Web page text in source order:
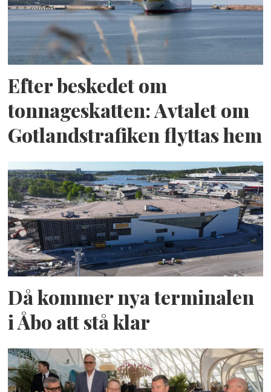
Efter beskedet om
tonnageskatten: Avtalet om
Gotlandstrafiken flyttas hem
Då kommer nya terminalen
i Åbo att stå klar